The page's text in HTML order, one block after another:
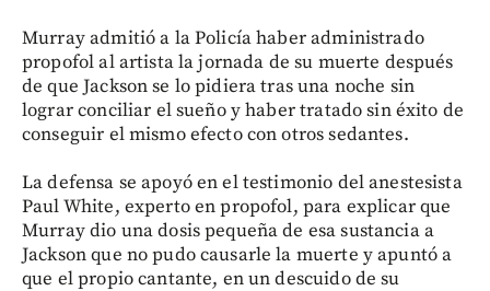
Murray admitió a la Policía haber administrado
propofol al artista la jornada de su muerte después
de que Jackson se lo pidiera tras una noche sin
lograr conciliar el sueño y haber tratado sin éxito de
conseguir el mismo efecto con otros sedantes.
La defensa se apoyó en el testimonio del anestesista
Paul White, experto en propofol, para explicar que
Murray dio una dosis pequeña de esa sustancia a
Jackson que no pudo causarle la muerte y apuntó a
que el propio cantante, en un descuido de su